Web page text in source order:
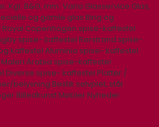
Kgl. B&G, mm. Varia Glasservice Glas,
og gamle glas Bing og
Royal Copenhagen spise-kaffestel
spise- kaffestel Rørstrand spise-
kaffestel Aluminia spise- kaffestel
Arabia spise-kaffestel
Diverse spise- kaffestel Platter /
belysning Bestik sølvplet, stål
Billedkunst Møbler Nyheder